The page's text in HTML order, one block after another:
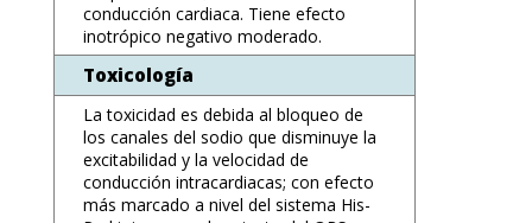
conducción cardiaca. Tiene efecto
inotrópico negativo moderado.
Toxicología
La toxicidad es debida al bloqueo de
los canales del sodio que disminuye la
excitabilidad y la velocidad de
conducción intracardiacas; con efecto
más marcado a nivel del sistema His-